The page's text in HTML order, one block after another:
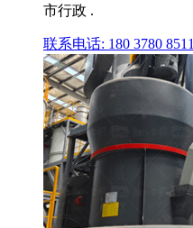
市行政 .
联系电话: 180 3780 8511